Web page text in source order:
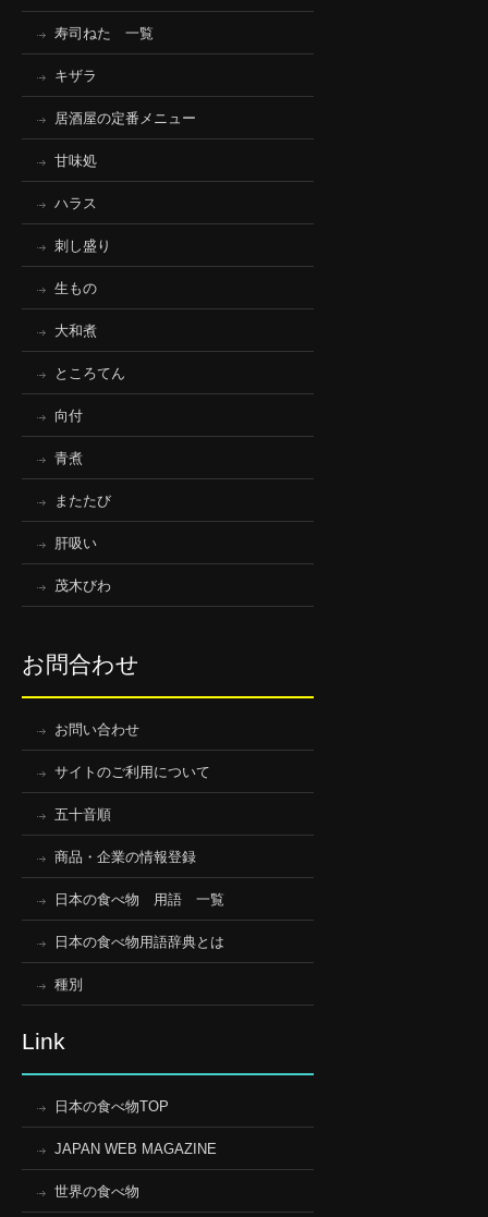
寿司ねた 一覧
キザラ
居酒屋の定番メニュー
甘味処
ハラス
刺し盛り
生もの
大和煮
ところてん
向付
青煮
またたび
肝吸い
茂木びわ
お問合わせ
お問い合わせ
サイトのご利用について
五十音順
商品・企業の情報登録
日本の食べ物 用語 一覧
日本の食べ物用語辞典とは
種別
Link
日本の食べ物TOP
JAPAN WEB MAGAZINE
世界の食べ物